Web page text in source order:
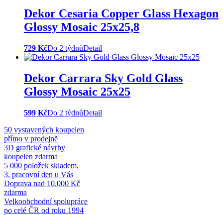
Dekor Cesaria Copper Glass Hexagon
Glossy Mosaic 25x25,8
729 KčDo 2 týdnůDetail
Dekor Carrara Sky Gold Glass
Glossy Mosaic 25x25
599 KčDo 2 týdnůDetail
50 vystavených koupelen
přímo v prodejně
3D grafické návrhy
koupelen zdarma
5 000 položek skladem,
3. pracovní den u Vás
Doprava nad 10.000 Kč
zdarma
Velkoobchodní spolupráce
po celé ČR od roku 1994